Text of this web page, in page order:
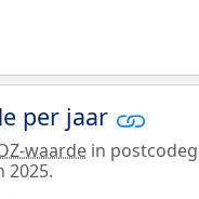
per jaar
waarde in
2025.